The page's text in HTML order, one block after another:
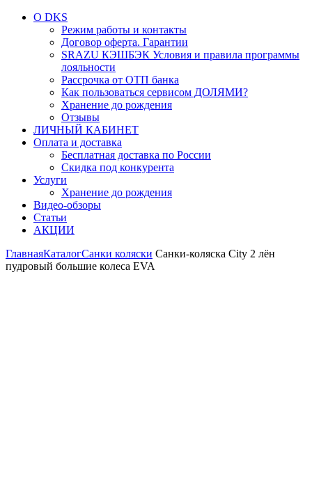
О DKS
Режим работы и контакты
Договор оферта. Гарантии
SRAZU КЭШБЭК Условия и правила программы
лояльности
Рассрочка от ОТП банка
Как пользоваться сервисом ДОЛЯМИ?
Хранение до рождения
Отзывы
ЛИЧНЫЙ КАБИНЕТ
Оплата и доставка
Бесплатная доставка по России
Скидка под конкурента
Услуги
Хранение до рождения
Видео-обзоры
Статьи
АКЦИИ
ГлавнаяКаталогСанки коляски Санки-коляска City 2 лён
пудровый большие колеса EVA